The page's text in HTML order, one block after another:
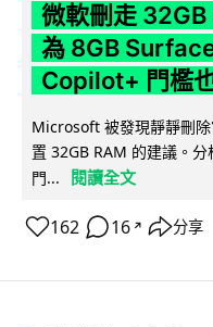
微軟刪走 32GB
為 8GB
Copilot+ 門檻
Microsoft 被發現靜靜刪
置 32GB RAM 的建議。
門...
閱讀全文
162 16 ↗ 分享